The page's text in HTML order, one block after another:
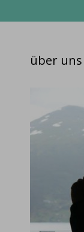
über uns